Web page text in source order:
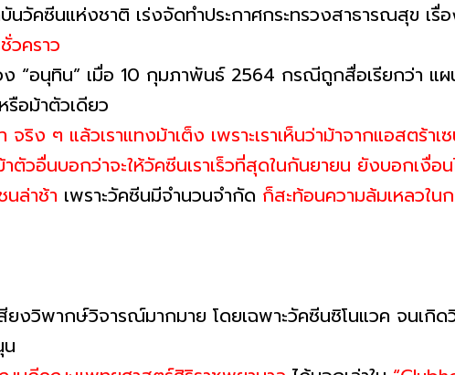
นวัคซีนแห่งชาติ เร่งจัดทำประกาศกระทรวงสาธารณสุข เรื่
วคราว
“อนุทิน” เมื่อ 10 กุมภาพันธ์ 2564 กรณีถูกสื่อเรียกว่า แผ
หรือม้าตัวเดียว
จริง ๆ แล้วเราแทงม้าเต็ง เพราะเราเห็นว่าม้าจากแอสตร้า
วอื่นบอกว่าจะให้วัคซีนเราเร็วที่สุดในกันยายน ยังบอกเงื่อน
นล่าช้า เพราะวัคซีนมีจำนวนจำกัด ก็สะท้อนความล้มเหลวใน
งวิพากษ์วิจารณ์มากมาย โดยเฉพาะวัคซีนซิโนแวค จนเกิดวิ